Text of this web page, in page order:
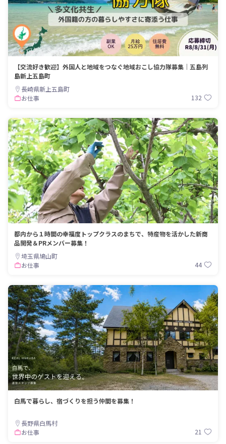
【交流好き歓迎】外国人と地域をつなぐ地域おこし協力隊募集｜五島列
島新上五島町
長崎県新上五島町
お仕事
132
都内から１時間の幸福度トップクラスのまちで、特産物を活かした新商
品開発＆PRメンバー募集！
埼玉県鳩山町
お仕事
44
白馬で暮らし、宿づくりを担う仲間を募集！
長野県白馬村
お仕事
21